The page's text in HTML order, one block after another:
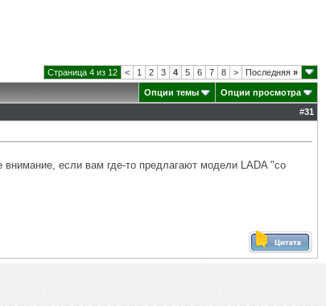
Страница 4 из 12 < 1 2 3 4 5 6 7 8 > Последняя »
Опции темы
Опции просмотра
#31
если вам где-то предлагают модели LADA "со